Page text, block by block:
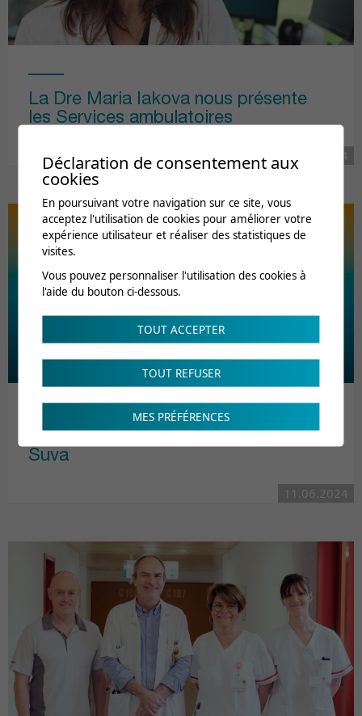
La Dre Maria Iakova nous présente
les Services ambulatoires
26.11.2024
Suva
11.06.2024
Déclaration de consentement aux
cookies
En poursuivant votre navigation sur ce site, vous
acceptez l'utilisation de cookies pour améliorer votre
expérience utilisateur et réaliser des statistiques de
visites.
Vous pouvez personnaliser l'utilisation des cookies à
l'aide du bouton ci-dessous.
TOUT ACCEPTER
TOUT REFUSER
MES PRÉFÉRENCES